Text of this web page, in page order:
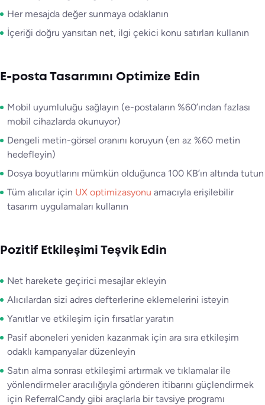
Her mesajda değer sunmaya odaklanın
İçeriği doğru yansıtan net, ilgi çekici konu satırları kullanın
E-posta Tasarımını Optimize Edin
Mobil uyumluluğu sağlayın (e-postaların %60’ından fazlası
mobil cihazlarda okunuyor)
Dengeli metin-görsel oranını koruyun (en az %60 metin
hedefleyin)
Dosya boyutlarını mümkün olduğunca 100 KB’ın altında tutun
Tüm alıcılar için UX optimizasyonu amacıyla erişilebilir
tasarım uygulamaları kullanın
Pozitif Etkileşimi Teşvik Edin
Net harekete geçirici mesajlar ekleyin
Alıcılardan sizi adres defterlerine eklemelerini isteyin
Yanıtlar ve etkileşim için fırsatlar yaratın
Pasif aboneleri yeniden kazanmak için ara sıra etkileşim
odaklı kampanyalar düzenleyin
Satın alma sonrası etkileşimi artırmak ve tıklamalar ile
yönlendirmeler aracılığıyla gönderen itibarını güçlendirmek
için ReferralCandy gibi araçlarla bir tavsiye programı